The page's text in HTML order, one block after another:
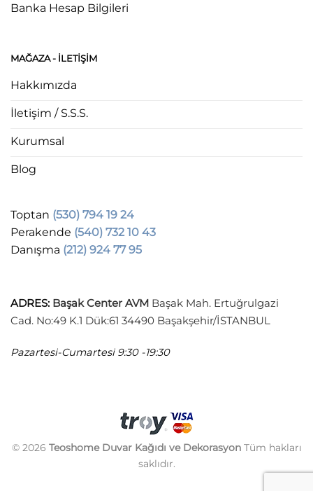
Banka Hesap Bilgileri
MAĞAZA - ILETIŞIM
Hakkımızda
İletişim / S.S.S.
Kurumsal
Blog
Toptan (530) 794 19 24
Perakende (540) 732 10 43
Danışma (212) 924 77 95
ADRES: Başak Center AVM Başak Mah. Ertuğrulgazi
Cad. No:49 K.1 Dük:61 34490 Başakşehir/İSTANBUL
Pazartesi-Cumartesi 9:30 -19:30
© 2026 Teoshome Duvar Kağıdı ve DekorasyonTüm hakları
saklıdır.